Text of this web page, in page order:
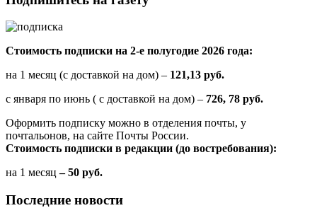
Стоимость подписки на 2-е полугодие 2026 года:
на 1 месяц (с доставкой на дом) – 121,13 руб.
с января по июнь ( с доставкой на дом) – 726, 78 руб.
Оформить подписку можно в отделения почты, у
почтальонов, на сайте Почты России.
Стоимость подписки в редакции (до востребования):
на 1 месяц – 50 руб.
Последние новости